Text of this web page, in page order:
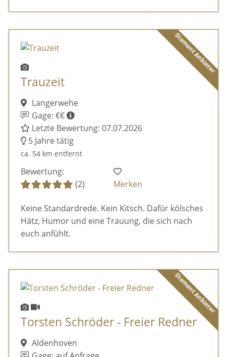
Diamant Anbieter
Trauzeit
Langerwehe
Gage: €€
Letzte Bewertung: 07.07.2026
5 Jahre tätig
ca. 54 km entfernt
Bewertung:
(2)
Merken
Keine Standardrede. Kein Kitsch. Dafür kölsches
Hätz, Humor und eine Trauung, die sich nach
euch anfühlt.
Diamant Anbieter
Torsten Schröder - Freier Redner
Aldenhoven